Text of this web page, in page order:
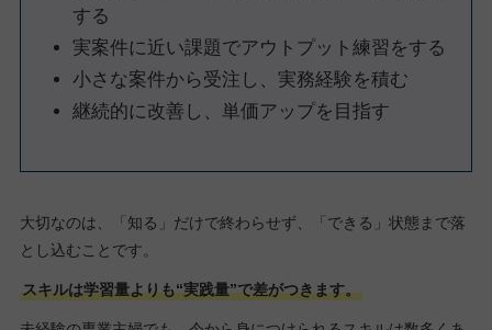
する
実案件に近い課題でアウトプット練習をする
小さな案件から受注し、実務経験を積む
継続的に改善し、単価アップを目指す
大切なのは、「知る」だけで終わらせず、「できる」状態まで落
とし込むことです。
スキルは学習量よりも“実践量”で差がつきます。